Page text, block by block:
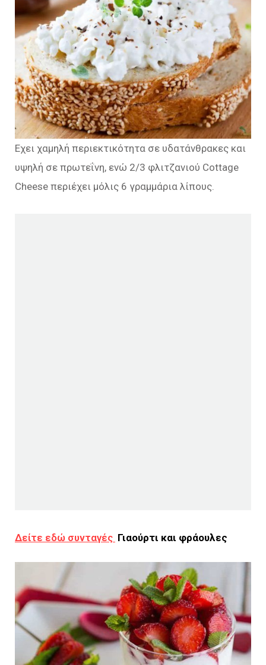
Εχει χαμηλή περιεκτικότητα σε υδατάνθρακες και
υψηλή σε πρωτεΐνη, ενώ 2/3 φλιτζανιού Cottage
Cheese περιέχει μόλις 6 γραμμάρια λίπους.
Δείτε εδώ συνταγές Γιαούρτι και φράουλες